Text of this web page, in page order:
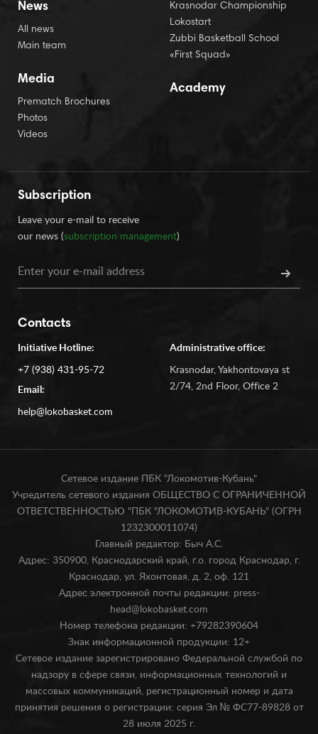
News
All news
Main team
Media
Prematch Brochures
Photos
Videos
Krasnodar Championship
Lokostart
Zubbi Basketball School
«First Squad»
Academy
Subscription
Leave your e-mail to receive
our news (subscription management)
Contacts
Initiative Hotline:
+7 (938) 431-95-72
Email:
help@lokobasket.com
Administrative office:
Krasnodar, Yakhontovaya st
2/74, 2nd Floor, Office 2
Сетевое издание ПБК "Локомотив-Кубань"
Учредитель сетевого издания ОБЩЕСТВО С ОГРАНИЧЕННОЙ
ОТВЕТСТВЕННОСТЬЮ "ПБК "ЛОКОМОТИВ-КУБАНЬ" (ОГРН
1232300011074)
Главный редактор: Быч А.С.
Адрес: 350900, Краснодарский край, г.о. город Краснодар, г.
Краснодар, ул. Яхонтовая, д. 2, оф. 121
Адрес электронной почты редакции: press-
head@lokobasket.com
Номер телефона редакции: +79282390604
Знак информационной продукции: 12+
Сетевое издание зарегистрировано Федеральной службой по
надзору в сфере связи, информационных технологий и
массовых коммуникаций, регистрационный номер и дата
принятия решения о регистрации: серия Эл № ФС77-89828 от
28 июля 2025 г.